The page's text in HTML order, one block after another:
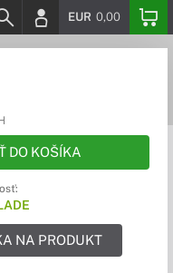
EUR 0,00
DO KOŠÍKA
NA PRODUKT